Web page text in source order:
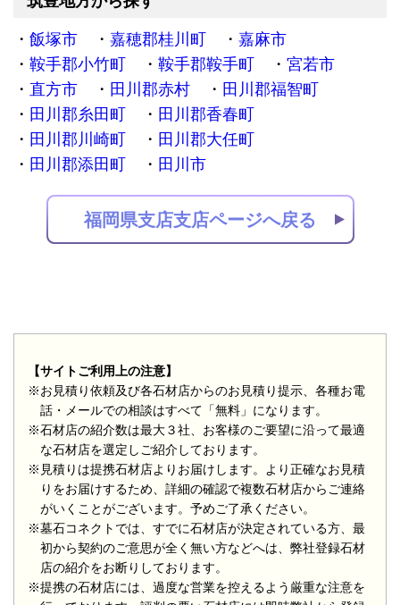
飯塚市 嘉穂郡桂川町
嘉麻市
鞍手郡小竹町
鞍手郡鞍手町
宮若市
直方市
田川郡赤村
田川郡福智町
田川郡糸田町
田川郡香春町
田川郡川崎町
田川郡大任町
田川郡添田町
田川市
福岡県支店支店ページへ戻る
【サイトご利用上の注意】
※お見積り依頼及び各石材店からのお見積り提示、各種お電
話・メールでの相談はすべて「無料」になります。
※石材店の紹介数は最大３社、お客様のご要望に沿って最適
な石材店を選定しご紹介しております。
※見積りは提携石材店よりお届けします。より正確なお見積
りをお届けするため、詳細の確認で複数石材店からご連絡
がいくことがございます。予めご了承ください。
※墓石コネクトでは、すでに石材店が決定されている方、最
初から契約のご意思が全く無い方などへは、弊社登録石材
店の紹介をお断りしております。
※提携の石材店には、過度な営業を控えるよう厳重な注意を